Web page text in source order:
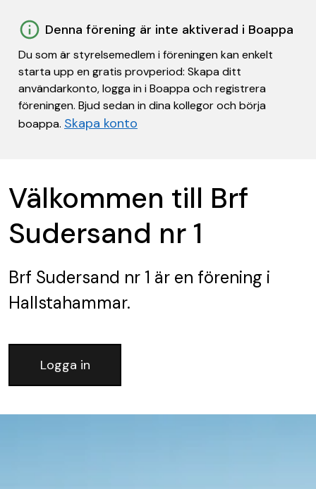
Denna förening är inte aktiverad i Boappa
Du som är styrelsemedlem i föreningen kan enkelt
starta upp en gratis provperiod: Skapa ditt
användarkonto, logga in i Boappa och registrera
föreningen. Bjud sedan in dina kollegor och börja
boappa. Skapa konto
Välkommen till Brf
Sudersand nr 1
Brf Sudersand nr 1 är en förening i
Hallstahammar.
Logga in